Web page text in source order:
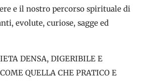
e il nostro percorso spirituale di
evolute, curiose, sagge ed
DENSA, DIGERIBILE E
QUELLA CHE PRATICO E